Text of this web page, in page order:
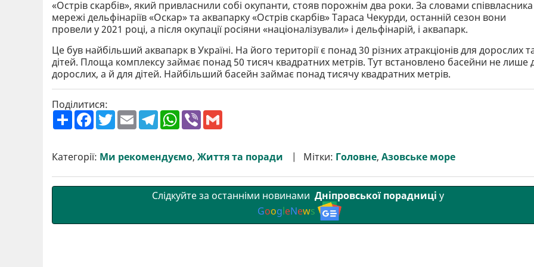
«Острів скарбів», який привласнили собі окупанти, стояв порожнім два роки. За словами співвласника
мережі дельфінаріїв «Оскар» та аквапарку «Острів скарбів» Тараса Чекурди, останній сезон вони
провели у 2021 році, а після окупації росіяни «націоналізували» і дельфінарій, і аквапарк.
Це був найбільший аквапарк в Україні. На його території є понад 30 різних атракціонів для дорослих
дітей. Площа комплексу займає понад 50 тисяч квадратних метрів. Тут встановлено басейни не лише
дорослих, а й для дітей. Найбільший басейн займає понад тисячу квадратних метрів.
Поділитися:
П
о
р
и
F
a
b
o
T
w
e
E
m
l
T
e
g
r
W
h
s
A
V
r l
Категорії: Ми рекомендуємо, Життя та поради Мітки: Головне, Азовське море
Слідкуйте за останніми новинами Дніпровської порадниці у
GoogleNews